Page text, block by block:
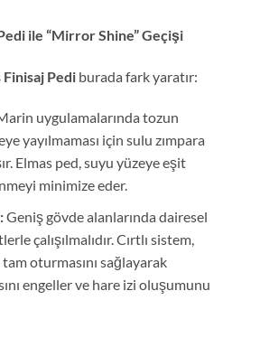
ile “Mirror Shine” Geçişi
Finisaj Pediburada fark yaratır:
uygulamalarında tozun
yayılmaması için sulu zımpara
Elmas ped, suyu yüzeye eşit
minimize eder.
Geniş gövde alanlarında dairesel
çalışılmalıdır. Cırtlı sistem,
oturmasını sağlayarak
engeller ve hare izi oluşumunu